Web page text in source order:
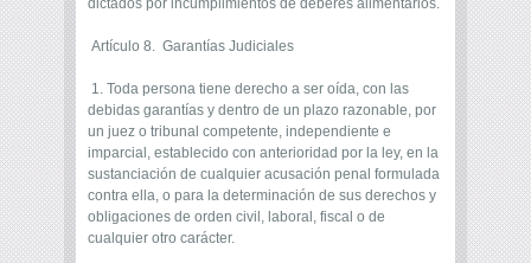
dictados por incumplimientos de deberes alimentarios.
Artículo 8. Garantías Judiciales
1. Toda persona tiene derecho a ser oída, con las
debidas garantías y dentro de un plazo razonable, por
un juez o tribunal competente, independiente e
imparcial, establecido con anterioridad por la ley, en la
sustanciación de cualquier acusación penal formulada
contra ella, o para la determinación de sus derechos y
obligaciones de orden civil, laboral, fiscal o de
cualquier otro carácter.